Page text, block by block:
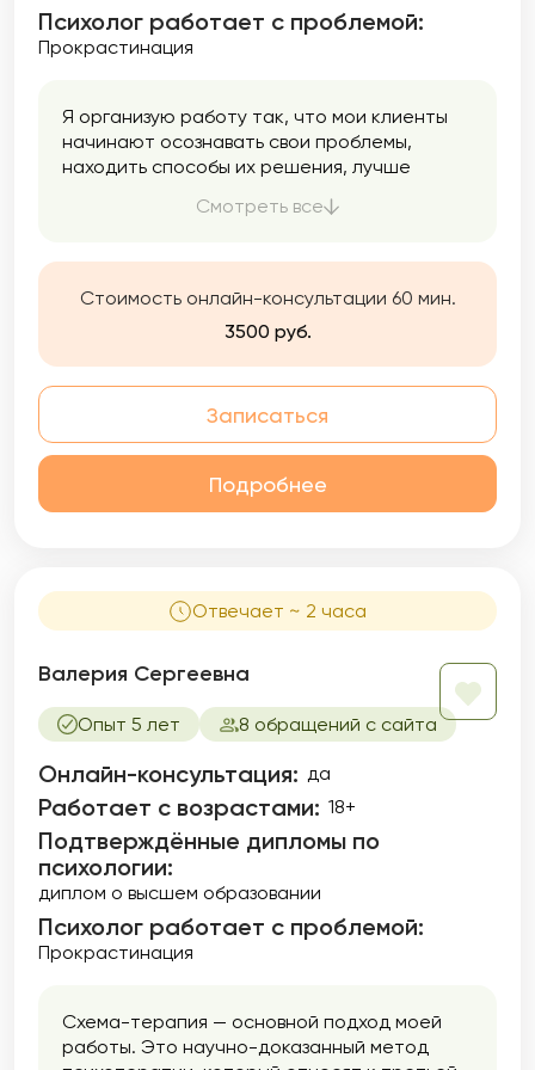
Психолог работает с проблемой:
Прокрастинация
Я организую работу так, что мои клиенты
начинают осознавать свои проблемы,
находить способы их решения, лучше
дальнейших изменений и принятия себя и
Смотреть все
Стоимость онлайн-консультации 60 мин.
3500 руб.
Записаться
Подробнее
Отвечает ~ 2 часа
Валерия Сергеевна
Опыт 5 лет 8 обращений с сайта
Онлайн-консультация: да
Работает с возрастами: 18+
Подтверждённые дипломы по
психологии:
диплом о высшем образовании
Психолог работает с проблемой:
Прокрастинация
Схема-терапия — основной подход моей
работы. Это научно-доказанный метод